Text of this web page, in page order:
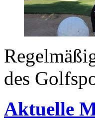
des
Aktuelle